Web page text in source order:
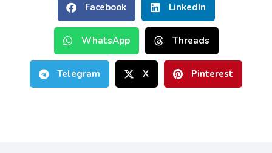
Facebook LinkedIn
WhatsApp Threads
Telegram X Pinterest